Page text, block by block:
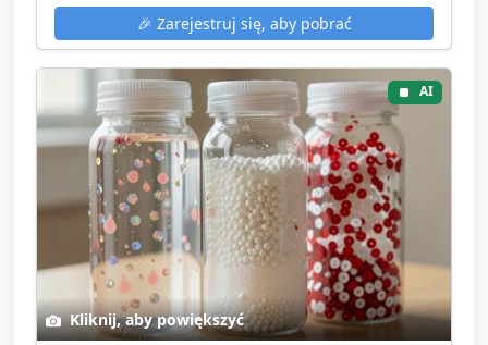
🎉 Zarejestruj się, aby pobrać
AI
Kliknij, aby powiększyć